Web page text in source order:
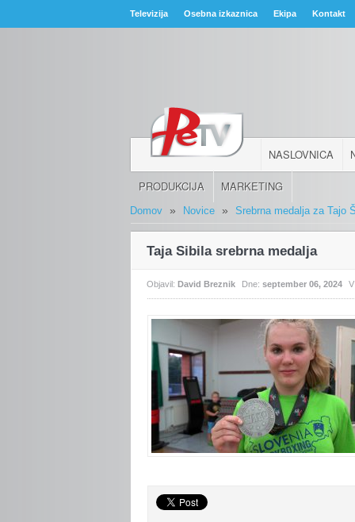
Televizija Osebna izkaznica Ekipa Kontakt
NASLOVNICA
PRODUKCIJA MARKETING
Domov » Novice » Srebrna medalja za Tajo
Taja Sibila srebrna medalja
Objavil:David Breznik Dne:september 06, 2024